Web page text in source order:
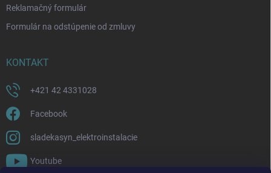
Reklamačný formulár
Formulár na odstúpenie od zmluvy
KONTAKT
+421 42 4331028
Facebook
sladekasyn_elektroinstalacie
Youtube